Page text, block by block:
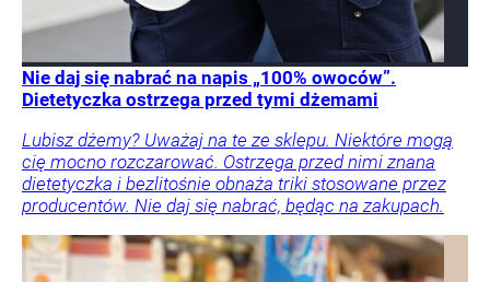
Nie daj się nabrać na napis „100% owoców”.
Dietetyczka ostrzega przed tymi dżemami
Lubisz dżemy? Uważaj na te ze sklepu. Niektóre mogą
cię mocno rozczarować. Ostrzega przed nimi znana
dietetyczka i bezlitośnie obnaża triki stosowane przez
producentów. Nie daj się nabrać, będąc na zakupach.